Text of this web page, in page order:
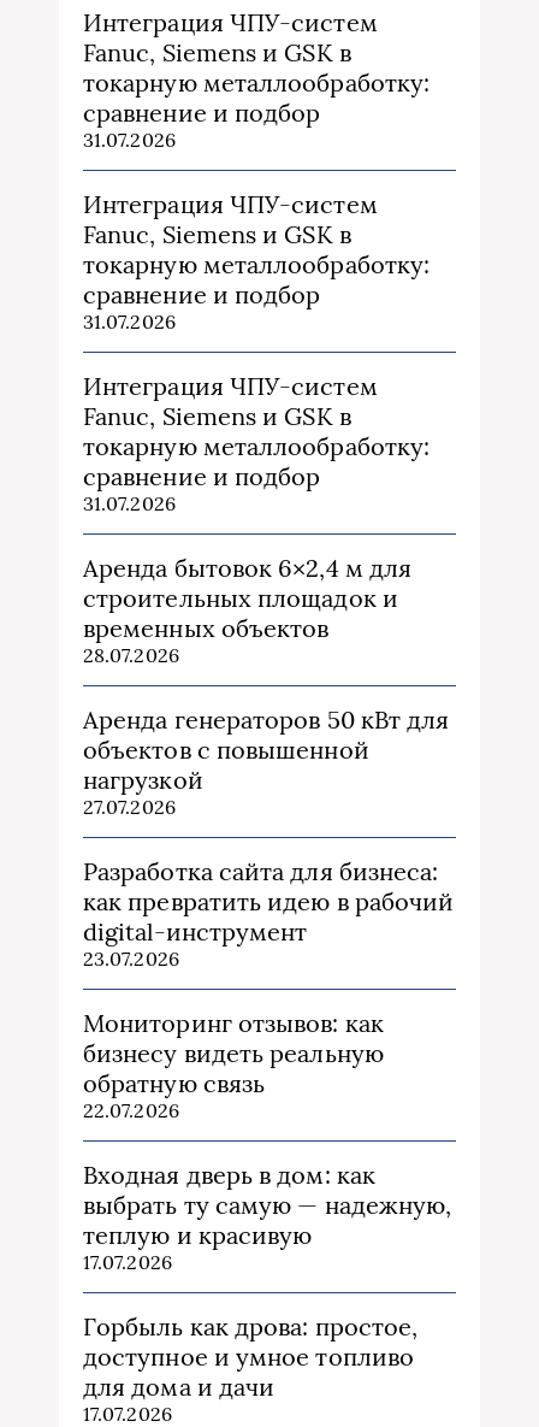
Интеграция ЧПУ-систем
Fanuc, Siemens и GSK в
токарную металлообработку:
сравнение и подбор
31.07.2026
Интеграция ЧПУ-систем
Fanuc, Siemens и GSK в
токарную металлообработку:
сравнение и подбор
31.07.2026
Интеграция ЧПУ-систем
Fanuc, Siemens и GSK в
токарную металлообработку:
сравнение и подбор
31.07.2026
Аренда бытовок 6×2,4 м для
строительных площадок и
временных объектов
28.07.2026
Аренда генераторов 50 кВт для
объектов с повышенной
нагрузкой
27.07.2026
Разработка сайта для бизнеса:
как превратить идею в рабочий
digital-инструмент
23.07.2026
Мониторинг отзывов: как
бизнесу видеть реальную
обратную связь
22.07.2026
Входная дверь в дом: как
выбрать ту самую — надежную,
теплую и красивую
17.07.2026
Горбыль как дрова: простое,
доступное и умное топливо
для дома и дачи
17.07.2026